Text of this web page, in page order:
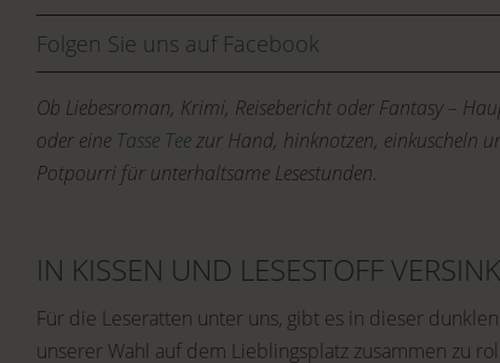
Folgen Sie uns auf Facebook
Ob Liebesroman, Krimi, Reisebericht oder Fantasy –
oder eine Tasse Teezur Hand, hinknotzen, einkuscheln
Potpourri für unterhaltsame Lesestunden.
IN KISSEN UND LESESTOFF
Für die Leseratten unter uns, gibt es in dieser
unserer Wahl auf dem Lieblingsplatz zusammen zu